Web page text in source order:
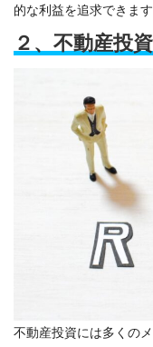
的な利益を追求できます
２、不動産投
不動産投資には多くの